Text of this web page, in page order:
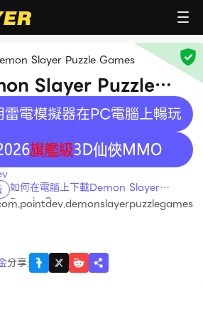
Slayer Puzzle Games
Slayer Puzzle
雷電模擬器在PC電腦上暢玩
如何在電腦上下載Demon Slayer
Puzzle Games
分享: